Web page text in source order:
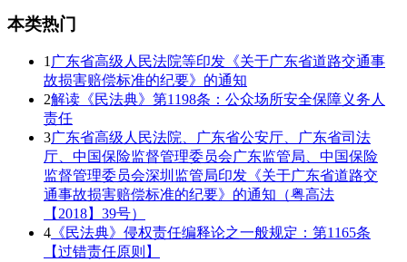
本类热门
1 广东省高级人民法院等印发《关于广东省道路交通事
故损害赔偿标准的纪要》的通知
2解读《民法典》第1198条：公众场所安全保障义务人
责任
3广东省高级人民法院、广东省公安厅、广东省司法
厅、中国保险监督管理委员会广东监管局、中国保险
监督管理委员会深圳监管局印发《关于广东省道路交
通事故损害赔偿标准的纪要》的通知（粤高法
【2018】39号）
4 《民法典》侵权责任编释论之一般规定：第1165条
【过错责任原则】